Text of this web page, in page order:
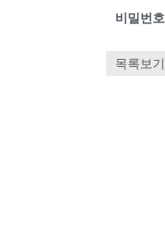
비밀번호
목록보기